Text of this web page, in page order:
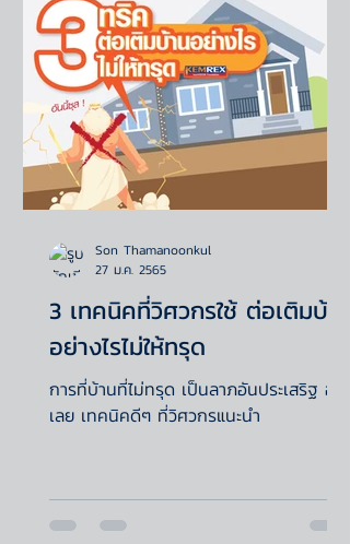
3 เทคนิคที่วิศวกรใช้ ต่อเติมบ้าน
อย่างไรไม่ให้ทรุด
การที่บ้านที่ไม่ทรุด เป็นลาภอันประเสริฐ อ่าน
เลย เทคนิคดีๆ ที่วิศวกรแนะนำ
Son Thamanoonkul
27 ม.ค. 2565